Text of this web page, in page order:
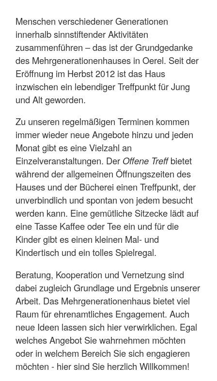
Menschen verschiedener Generationen
innerhalb sinnstiftender Aktivitäten
zusammenführen – das ist der Grundgedanke
des Mehrgenerationenhauses in Oerel. Seit der
Eröffnung im Herbst 2012 ist das Haus
inzwischen ein lebendiger Treffpunkt für Jung
und Alt geworden.
Zu unseren regelmäßigen Terminen kommen
immer wieder neue Angebote hinzu und jeden
Monat gibt es eine Vielzahl an
Einzelveranstaltungen. Der Offene Treffbietet
während der allgemeinen Öffnungszeiten des
Hauses und der Bücherei einen Treffpunkt, der
unverbindlich und spontan von jedem besucht
werden kann. Eine gemütliche Sitzecke lädt auf
eine Tasse Kaffee oder Tee ein und für die
Kinder gibt es einen kleinen Mal- und
Kindertisch und ein tolles Spielregal.
Beratung, Kooperation und Vernetzung sind
dabei zugleich Grundlage und Ergebnis unserer
Arbeit. Das Mehrgenerationenhaus bietet viel
Raum für ehrenamtliches Engagement. Auch
neue Ideen lassen sich hier verwirklichen. Egal
welches Angebot Sie wahrnehmen möchten
oder in welchem Bereich Sie sich engagieren
möchten - hier sind Sie herzlich Willkommen!